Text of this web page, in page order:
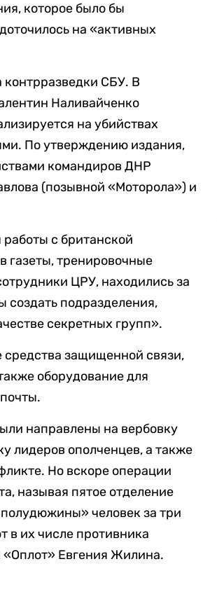
которое было бы
на «активных
контрразведки СБУ. В
Наливайченко
на убийствах
По утверждению издания,
командиров ДНР
(позывной «Моторола») и
с британской
газеты, тренировочные
ЦРУ, находились за
создать подразделения,
секретных групп».
защищенной связи,
оборудование для
направлены на вербовку
лидеров ополченцев, а также
Но вскоре операции
называя пятое отделение
человек за три
в их числе противника
«Оплот» Евгения Жилина.